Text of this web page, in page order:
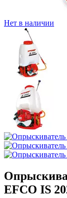
Нет в наличии
EFCO IS